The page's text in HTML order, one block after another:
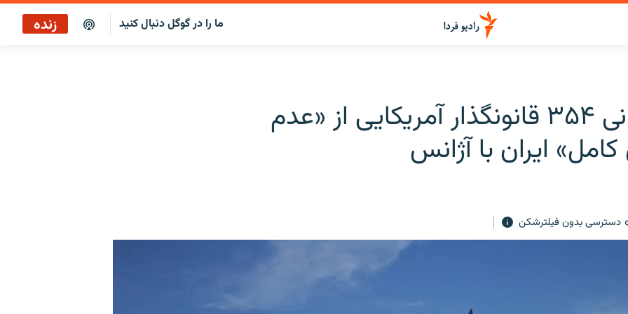
ما را در گوگل دنبال کنید زنده
ابراز نگرانی ۳۵۴ قانونگذار آمریکایی از «عدم
ایران با آژانس
دسترسی بدون فیلترشکن